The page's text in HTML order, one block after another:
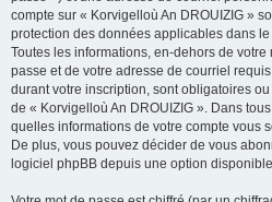
compte sur « Korvigelloù An DROUIZIG »
protection des données applicables dans
Toutes les informations, en-dehors de votre
passe et de votre adresse de courriel
durant votre inscription, sont obligatoires
de « Korvigelloù An DROUIZIG ». Dans
quelles informations de votre compte vous
De plus, vous pouvez décider de vous
logiciel phpBB depuis une option